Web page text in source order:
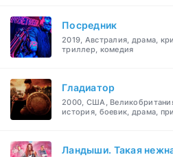
Посредник
2019, Австралия, драма,
триллер, комедия
Гладиатор
2000, США,
история, боевик, драма,
Ландыши. Такая